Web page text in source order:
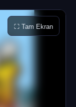
⛶ Tam Ekran